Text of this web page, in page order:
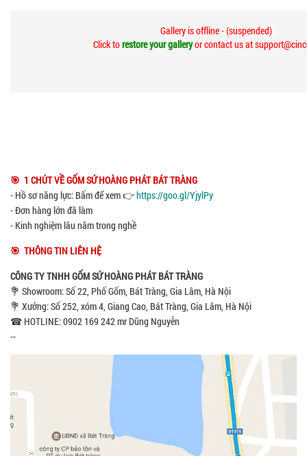
Gallery is offline - (suspended)
Click torestore your galleryor contact us at
🎯 1 CHÚT VỀ GỐM SỨ HOÀNG PHÁT BÁT TRÀNG
- Hồ sơ năng lực: Bấm để xem 👉https://goo.gl/YjylPy
- Đơn hàng lớn đã làm
- Kinh nghiệm lâu năm trong nghề
🎯 THÔNG TIN LIÊN HỆ
CÔNG TY TNHH GỐM SỨ HOÀNG PHÁT BÁT TRÀNG
💐 Showroom: Số 22, Phố Gốm, Bát Tràng, Gia Lâm, Hà Nội
💐 Xưởng: Số 252, xóm 4, Giang Cao, Bát Tràng, Gia Lâm, Hà Nội
☎ HOTLINE: 0902 169 242 mr Dũng Nguyễn
--